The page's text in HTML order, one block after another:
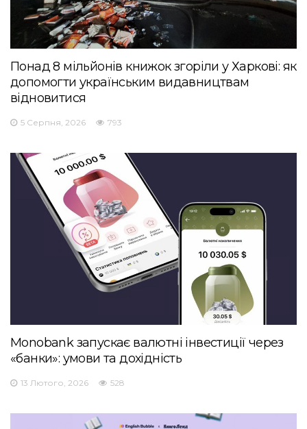
Понад 8 мільйонів книжок згоріли у Харкові: як
допомогти українським видавництвам
відновитися
5 Серпня, 2026 793
Monobank запускає валютні інвестиції через
«банки»: умови та дохідність
13 Лютого, 2026 528